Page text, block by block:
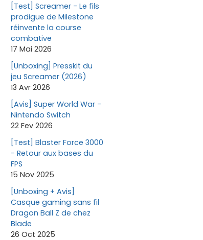
[Test] Screamer - Le fils
prodigue de Milestone
réinvente la course
combative
17 Mai 2026
[Unboxing] Presskit du
jeu Screamer (2026)
13 Avr 2026
[Avis] Super World War -
Nintendo Switch
22 Fev 2026
[Test] Blaster Force 3000
- Retour aux bases du
FPS
15 Nov 2025
[Unboxing + Avis]
Casque gaming sans fil
Dragon Ball Z de chez
Blade
26 Oct 2025